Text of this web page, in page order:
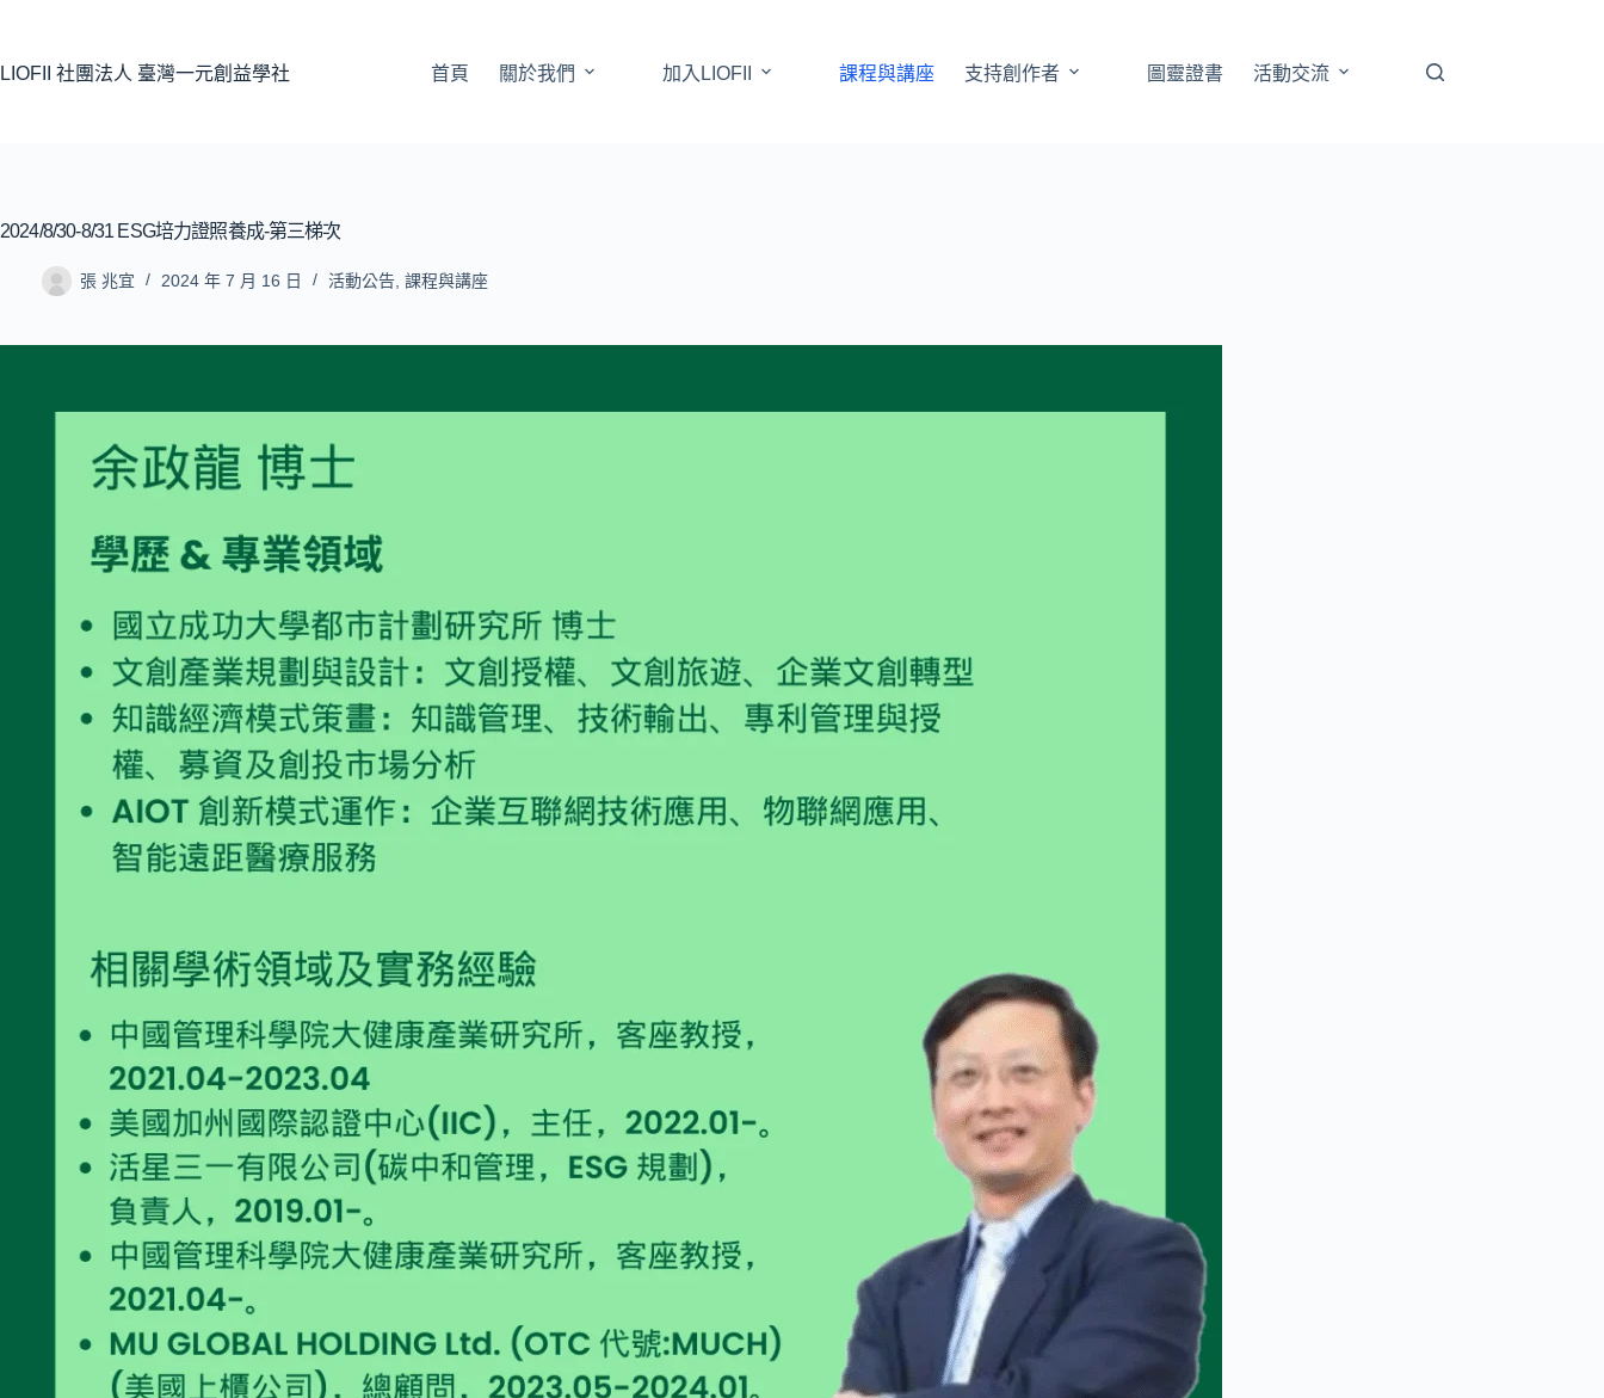
LIOFII 社團法人 臺灣一元創益學社 首頁 關於我們 加入LIOFII 課程與講座 支持創作者 圖靈證書 活動交流
2024/8/30-8/31 ESG培力證照養成-第三梯次
張 兆宜 2024 年 7 月 16 日 活動公告, 課程與講座